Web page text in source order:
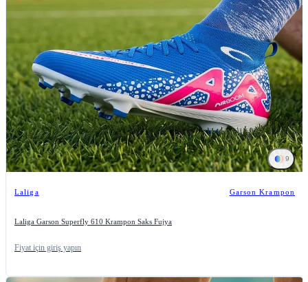
9
Laliga Garson Krampon
Laliga Garson Superfly 610 Krampon Saks Fujya
Fiyat için giriş yapın